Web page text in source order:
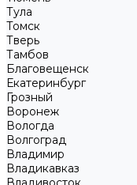
Тула
Томск
Тверь
Тамбов
Благовещенск
Екатеринбург
Грозный
Воронеж
Вологда
Волгоград
Владимир
Владикавказ